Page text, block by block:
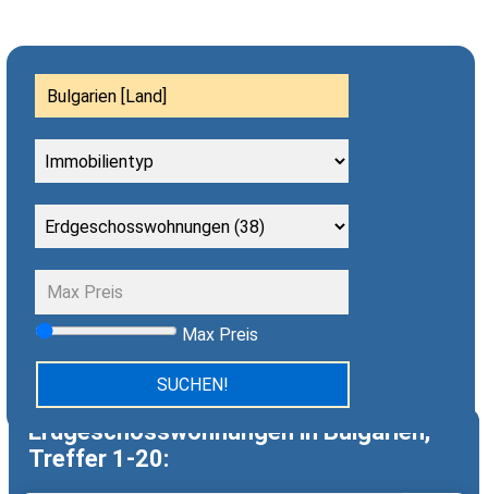
Max Preis
Erdgeschosswohnungen in Bulgarien,
Treffer 1-20: